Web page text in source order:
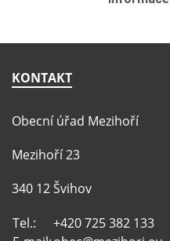
KONTAKT
Obecní úřad Mezihoří
Mezihoří 23
340 12 Švihov
Tel.:
+420 725 382 133